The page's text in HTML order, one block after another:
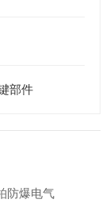
部件
防爆电气